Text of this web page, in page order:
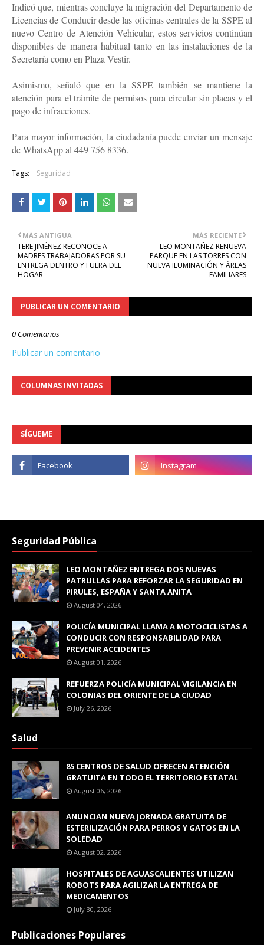
Indicó que, mientras concluye la migración del Departamento de
Licencias de Conducir desde las oficinas centrales de la SSPE al
nuevo Centro de Atención Vehicular, estos servicios continúan
disponibles de manera habitual tanto en las instalaciones de la
Secretaría como en Plaza Vestir.
Asimismo, señaló que en la SSPE también se mantiene la
atención para el trámite de permisos para circular sin placas y el
pago de infracciones.
Para mayor información, la ciudadanía puede enviar un mensaje
de WhatsApp al 449 756 8336.
Tags: Seguridad
MÁS RECIENTE
LEO MONTAÑEZ RENUEVA
PARQUE EN LAS TORRES CON
NUEVA ILUMINACIÓN Y ÁREAS
FAMILIARES
MÁS ANTIGUA
TERE JIMÉNEZ RECONOCE A
MADRES TRABAJADORAS POR SU
ENTREGA DENTRO Y FUERA DEL
HOGAR
PUBLICAR UN COMENTARIO
0 Comentarios
Publicar un comentario
COLUMNAS INVITADAS
SÍGUEME
Seguridad Pública
LEO MONTAÑEZ ENTREGA DOS NUEVAS
PATRULLAS PARA REFORZAR LA SEGURIDAD EN
PIRULES, ESPAÑA Y SANTA ANITA
August 04, 2026
POLICÍA MUNICIPAL LLAMA A MOTOCICLISTAS A
CONDUCIR CON RESPONSABILIDAD PARA
PREVENIR ACCIDENTES
August 01, 2026
REFUERZA POLICÍA MUNICIPAL VIGILANCIA EN
COLONIAS DEL ORIENTE DE LA CIUDAD
July 26, 2026
Salud
85 CENTROS DE SALUD OFRECEN ATENCIÓN
GRATUITA EN TODO EL TERRITORIO ESTATAL
August 06, 2026
ANUNCIAN NUEVA JORNADA GRATUITA DE
ESTERILIZACIÓN PARA PERROS Y GATOS EN LA
SOLEDAD
August 02, 2026
HOSPITALES DE AGUASCALIENTES UTILIZAN
ROBOTS PARA AGILIZAR LA ENTREGA DE
MEDICAMENTOS
July 30, 2026
Publicaciones Populares